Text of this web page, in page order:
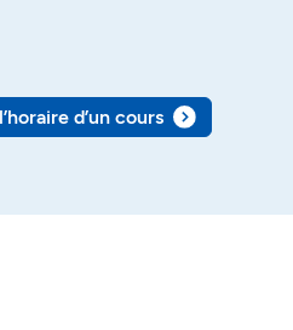
d’un cours